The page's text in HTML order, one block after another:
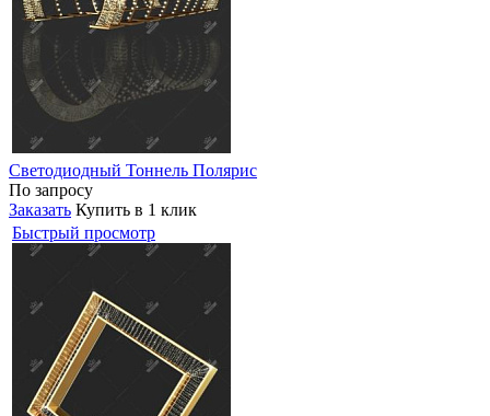
Светодиодный Тоннель Полярис
По запросу
Заказать Купить в 1 клик
Быстрый просмотр